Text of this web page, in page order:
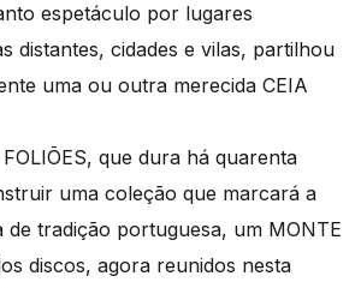
espetáculo por lugares
distantes, cidades e vilas, partilhou
uma ou outra merecida CEIA
que dura há quarenta
uma coleção que marcará a
de tradição portuguesa, um MONTE
discos, agora reunidos nesta